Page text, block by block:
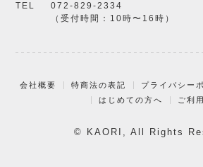
TEL
072-829-2334
（受付時間：10時〜16時）
会社概要 特商法の表記 プライバシー
はじめての方へ
ご利
© KAORI, All Rights